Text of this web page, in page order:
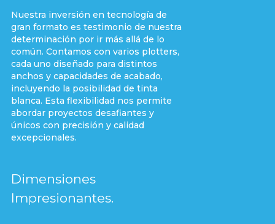
Nuestra inversión en tecnología de
gran formato es testimonio de nuestra
determinación por ir más allá de lo
común. Contamos con varios plotters,
cada uno diseñado para distintos
anchos y capacidades de acabado,
incluyendo la posibilidad de tinta
blanca. Esta flexibilidad nos permite
abordar proyectos desafiantes y
únicos con precisión y calidad
excepcionales.
Dimensiones
Impresionantes.